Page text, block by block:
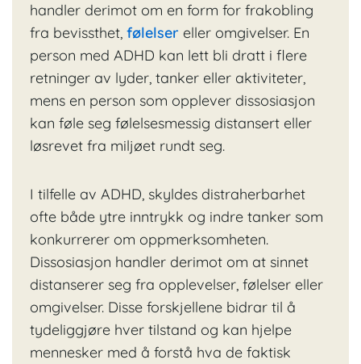
handler derimot om en form for frakobling
fra bevissthet, følelser eller omgivelser. En
person med ADHD kan lett bli dratt i flere
retninger av lyder, tanker eller aktiviteter,
mens en person som opplever dissosiasjon
kan føle seg følelsesmessig distansert eller
løsrevet fra miljøet rundt seg.
I tilfelle av ADHD, skyldes distraherbarhet
ofte både ytre inntrykk og indre tanker som
konkurrerer om oppmerksomheten.
Dissosiasjon handler derimot om at sinnet
distanserer seg fra opplevelser, følelser eller
omgivelser. Disse forskjellene bidrar til å
tydeliggjøre hver tilstand og kan hjelpe
mennesker med å forstå hva de faktisk